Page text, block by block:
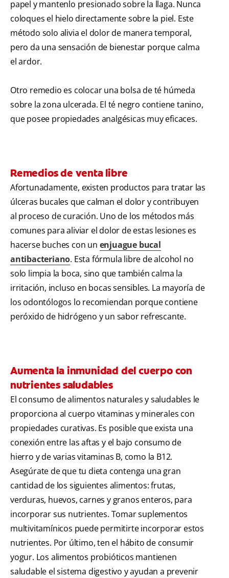
papel y mantenlo presionado sobre la llaga. Nunca
coloques el hielo directamente sobre la piel. Este
método solo alivia el dolor de manera temporal,
pero da una sensación de bienestar porque calma
el ardor.
Otro remedio es colocar una bolsa de té húmeda
sobre la zona ulcerada. El té negro contiene tanino,
que posee propiedades analgésicas muy eficaces.
Remedios de venta libre
Afortunadamente, existen productos para tratar las
úlceras bucales que calman el dolor y contribuyen
al proceso de curación. Uno de los métodos más
comunes para aliviar el dolor de estas lesiones es
hacerse buches con un enjuague bucal
antibacteriano. Esta fórmula libre de alcohol no
solo limpia la boca, sino que también calma la
irritación, incluso en bocas sensibles. La mayoría de
los odontólogos lo recomiendan porque contiene
peróxido de hidrógeno y un sabor refrescante.
Aumenta la inmunidad del cuerpo con
nutrientes saludables
El consumo de alimentos naturales y saludables le
proporciona al cuerpo vitaminas y minerales con
propiedades curativas. Es posible que exista una
conexión entre las aftas y el bajo consumo de
hierro y de varias vitaminas B, como la B12.
Asegúrate de que tu dieta contenga una gran
cantidad de los siguientes alimentos: frutas,
verduras, huevos, carnes y granos enteros, para
incorporar sus nutrientes. Tomar suplementos
multivitamínicos puede permitirte incorporar estos
nutrientes. Por último, ten el hábito de consumir
yogur. Los alimentos probióticos mantienen
saludable el sistema digestivo y ayudan a prevenir